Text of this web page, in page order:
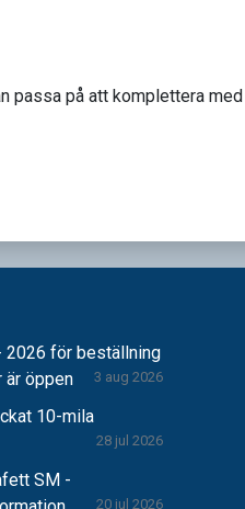
passa på att komplettera
2026 för beställning
är öppen
3 aug 2026
10-mila
28 jul 2026
SM -
20 jul 2026